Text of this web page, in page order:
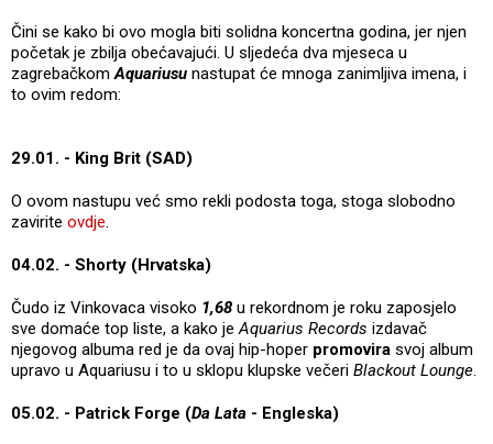
Čini se kako bi ovo mogla biti solidna koncertna godina, jer njen
početak je zbilja obećavajući. U sljedeća dva mjeseca u
zagrebačkomAquariusu nastupat će mnoga zanimljiva imena, i
to ovim redom:
29.01. - King Brit (SAD)
O ovom nastupu već smo rekli podosta toga, stoga slobodno
zavirite ovdje.
04.02. - Shorty (Hrvatska)
Čudo iz Vinkovaca visoko 1,68 u rekordnom je roku zaposjelo
sve domaće top liste, a kako jeAquarius Records izdavač
njegovog albuma red je da ovaj hip-hoper promovira svoj album
upravo u Aquariusu i to u sklopu klupske večeri Blackout Lounge.
05.02. - Patrick Forge (Da Lata - Engleska)